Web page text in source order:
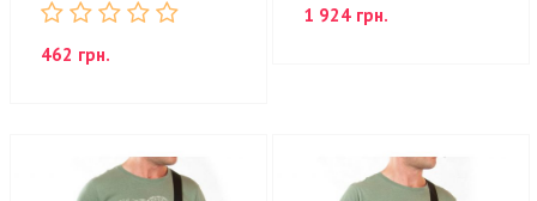
462 грн.
1 924 грн.